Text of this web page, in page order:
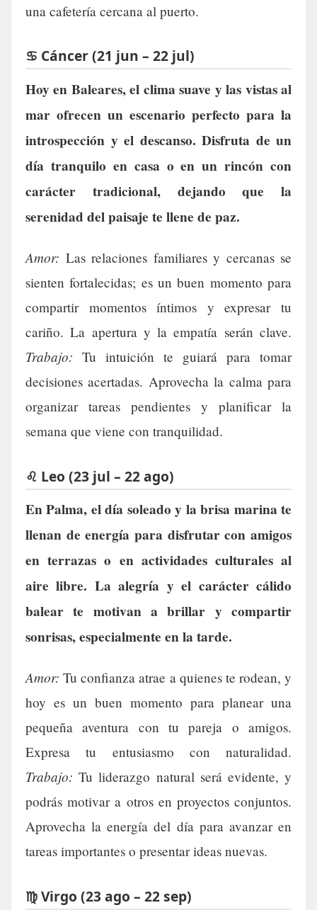
una cafetería cercana al puerto.
♋ Cáncer (21 jun – 22 jul)
Hoy en Baleares, el clima suave y las vistas al
mar ofrecen un escenario perfecto para la
introspección y el descanso. Disfruta de un
día tranquilo en casa o en un rincón con
carácter tradicional, dejando que la
serenidad del paisaje te llene de paz.
Amor: Las relaciones familiares y cercanas se
sienten fortalecidas; es un buen momento para
compartir momentos íntimos y expresar tu
cariño. La apertura y la empatía serán clave.
Trabajo: Tu intuición te guiará para tomar
decisiones acertadas. Aprovecha la calma para
organizar tareas pendientes y planificar la
semana que viene con tranquilidad.
♌ Leo (23 jul – 22 ago)
En Palma, el día soleado y la brisa marina te
llenan de energía para disfrutar con amigos
en terrazas o en actividades culturales al
aire libre. La alegría y el carácter cálido
balear te motivan a brillar y compartir
sonrisas, especialmente en la tarde.
Amor: Tu confianza atrae a quienes te rodean, y
hoy es un buen momento para planear una
pequeña aventura con tu pareja o amigos.
Expresa tu entusiasmo con naturalidad.
Trabajo: Tu liderazgo natural será evidente, y
podrás motivar a otros en proyectos conjuntos.
Aprovecha la energía del día para avanzar en
tareas importantes o presentar ideas nuevas.
♍ Virgo (23 ago – 22 sep)